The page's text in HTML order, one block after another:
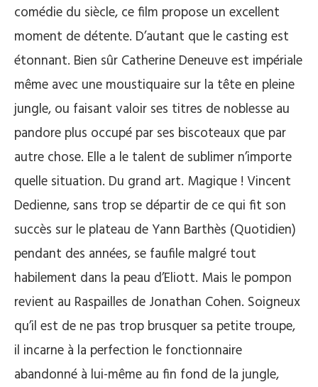
comédie du siècle, ce film propose un excellent
moment de détente. D’autant que le casting est
étonnant. Bien sûr Catherine Deneuve est impériale
même avec une moustiquaire sur la tête en pleine
jungle, ou faisant valoir ses titres de noblesse au
pandore plus occupé par ses biscoteaux que par
autre chose. Elle a le talent de sublimer n’importe
quelle situation. Du grand art. Magique ! Vincent
Dedienne, sans trop se départir de ce qui fit son
succès sur le plateau de Yann Barthès (Quotidien)
pendant des années, se faufile malgré tout
habilement dans la peau d’Eliott. Mais le pompon
revient au Raspailles de Jonathan Cohen. Soigneux
qu’il est de ne pas trop brusquer sa petite troupe,
il incarne à la perfection le fonctionnaire
abandonné à lui-même au fin fond de la jungle,